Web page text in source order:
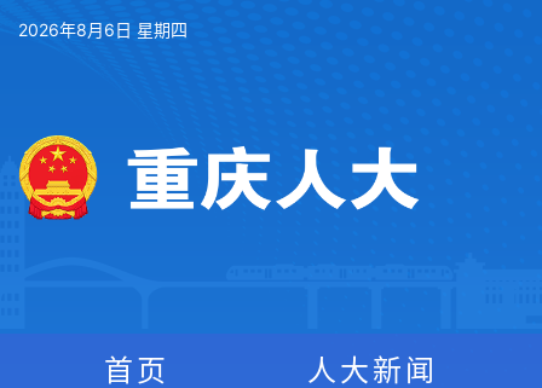
2026年8月6日 星期四
首页 人大新闻